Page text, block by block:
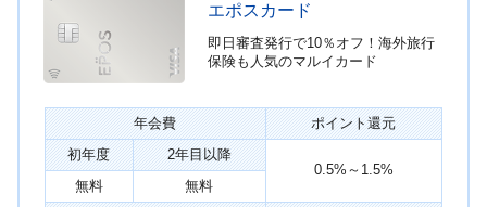
エポスカード
即日審査発行で10％オフ！海外旅行
保険も人気のマルイカード
年会費
ポイント還元
初年度
2年目以降
0.5%～1.5%
無料
無料